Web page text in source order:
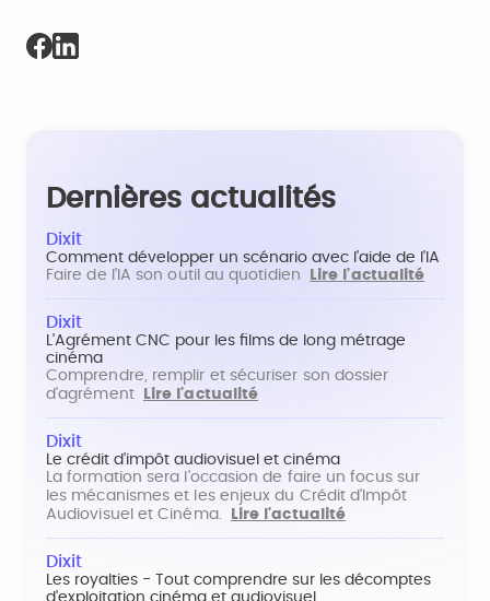
Dernières actualités
Dixit
Comment développer un scénario avec l'aide de l'IA
Faire de l'IA son outil au quotidien
Lire l'actualité
Dixit
L'Agrément CNC pour les films de long métrage
cinéma
Comprendre, remplir et sécuriser son dossier
d'agrément
Lire l'actualité
Dixit
Le crédit d'impôt audiovisuel et cinéma
La formation sera l'occasion de faire un focus sur
les mécanismes et les enjeux du Crédit d'Impôt
Audiovisuel et Cinéma.
Lire l'actualité
Dixit
Les royalties - Tout comprendre sur les décomptes
d'exploitation cinéma et audiovisuel